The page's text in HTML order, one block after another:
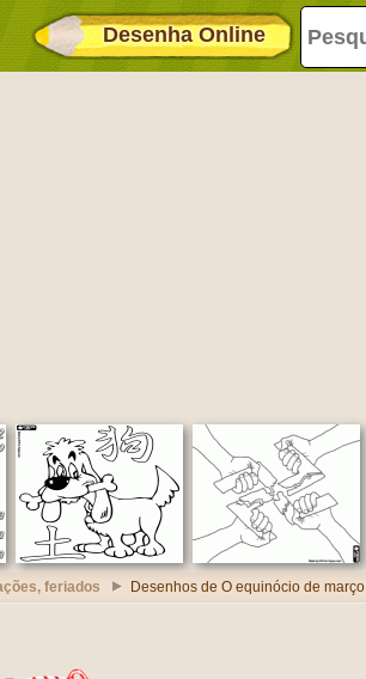
Desenha Online
feriados Desenhos de O equinócio de março